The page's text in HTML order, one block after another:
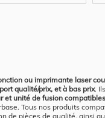
ou imprimante laser
qualité/prix, et à bas prix.
et unité de fusion
Tous nos produits
de pièces de qualité, ainsi